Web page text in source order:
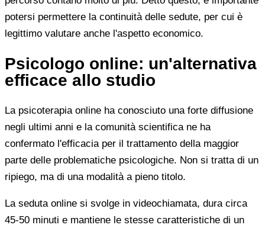
potersi permettere la continuità delle sedute, per cui è
legittimo valutare anche l'aspetto economico.
Psicologo online: un'alternativa
efficace allo studio
La psicoterapia online ha conosciuto una forte diffusione
negli ultimi anni e la comunità scientifica ne ha
confermato l'efficacia per il trattamento della maggior
parte delle problematiche psicologiche. Non si tratta di un
ripiego, ma di una modalità a pieno titolo.
La seduta online si svolge in videochiamata, dura circa
45-50 minuti e mantiene le stesse caratteristiche di un